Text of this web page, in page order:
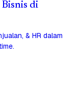
Bisnis di
& HR dalam